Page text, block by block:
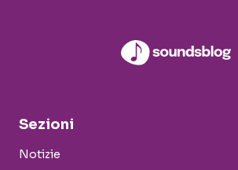
Sezioni
Notizie